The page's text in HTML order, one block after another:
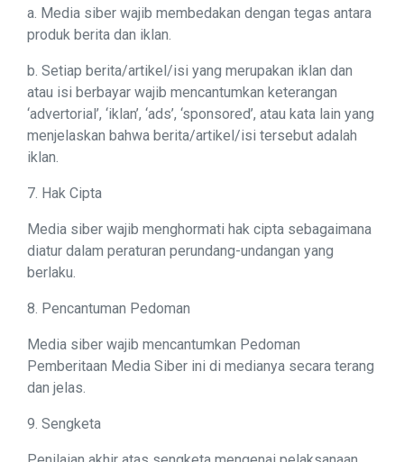
a. Media siber wajib membedakan dengan tegas antara
produk berita dan iklan.
b. Setiap berita/artikel/isi yang merupakan iklan dan
atau isi berbayar wajib mencantumkan keterangan
‘advertorial’, ‘iklan’, ‘ads’, ‘sponsored’, atau kata lain yang
menjelaskan bahwa berita/artikel/isi tersebut adalah
iklan.
7. Hak Cipta
Media siber wajib menghormati hak cipta sebagaimana
diatur dalam peraturan perundang-undangan yang
berlaku.
8. Pencantuman Pedoman
Media siber wajib mencantumkan Pedoman
Pemberitaan Media Siber ini di medianya secara terang
dan jelas.
9. Sengketa